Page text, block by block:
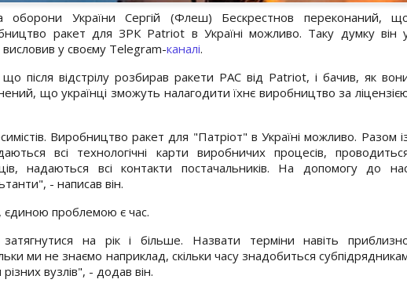
оборони України Сергій (Флеш) Бескрестнов переконаний,
ракет для ЗРК Patriot в Україні можливо. Таку думку він
у своєму Telegram-каналі.
після відстрілу розбирав ракети PAC від Patriot, і бачив, як
що українці зможуть налагодити їхнє виробництво за
Виробництво ракет для "Патріот" в Україні можливо. Разом
всі технологічні карти виробничих процесів,
надаються всі контакти постачальників. На допомогу до
- написав він.
єдиною проблемою є час.
на рік і більше. Назвати терміни навіть
ми не знаємо наприклад, скільки часу знадобиться
вузлів", - додав він.